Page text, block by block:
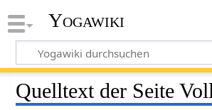
Yogawiki
Quelltext der Seite